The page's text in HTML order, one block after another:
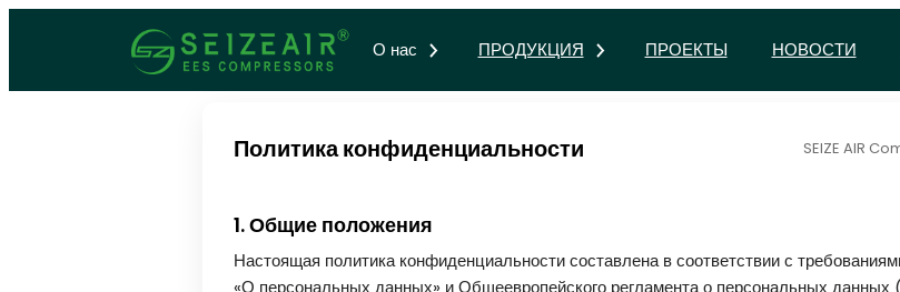
О нас ПРОДУКЦИЯ ПРОЕКТЫ НОВОСТИ
Политика конфиденциальности SEIZE AIR
1. Общие положения
Настоящая политика конфиденциальности составлена в соответствии с
«О персональных данных» и Общеевропейского регламента о персональных